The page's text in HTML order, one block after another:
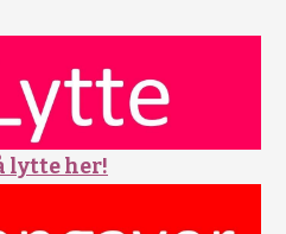
lytte her!